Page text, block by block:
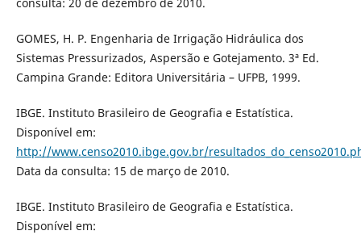
GOMES, H. P. Engenharia de Irrigação Hidráulica dos
Sistemas Pressurizados, Aspersão e Gotejamento. 3ª Ed.
Campina Grande: Editora Universitária – UFPB, 1999.
IBGE. Instituto Brasileiro de Geografia e Estatística.
Disponível em:
http://www.censo2010.ibge.gov.br/
Data da consulta: 15 de março de 2010.
IBGE. Instituto Brasileiro de Geografia e Estatística.
Disponível em: